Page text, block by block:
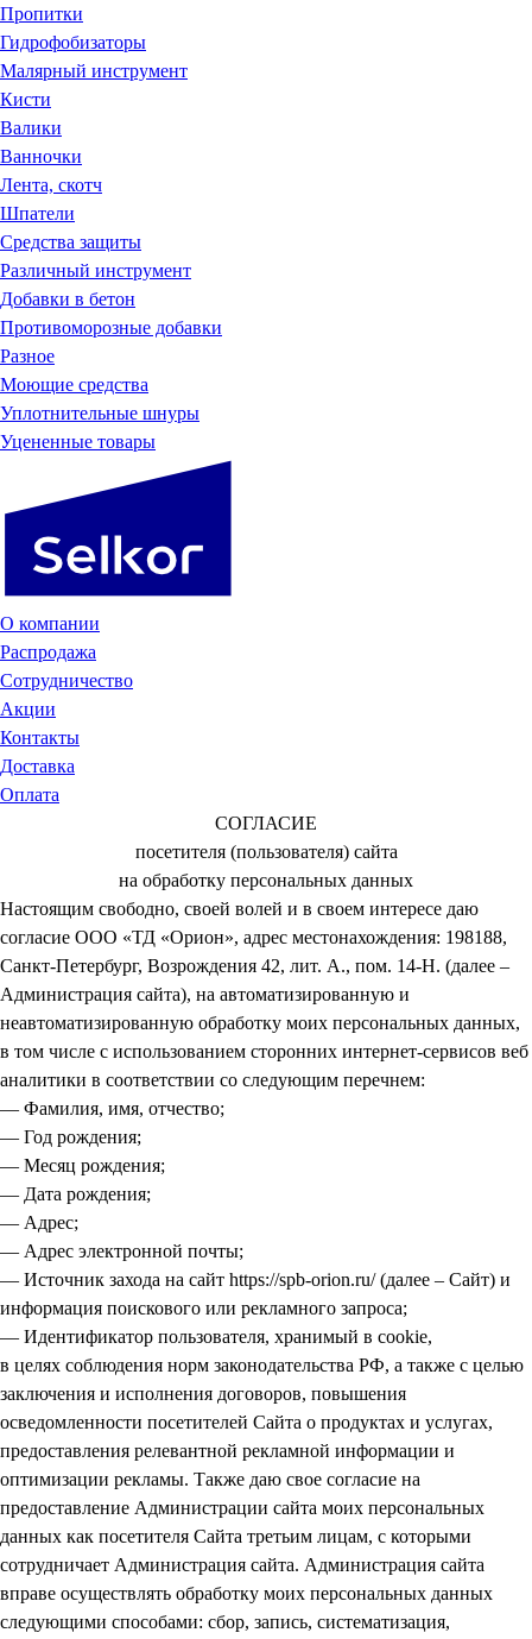
Пропитки
Гидрофобизаторы
Малярный инструмент
Кисти
Валики
Ванночки
Лента, скотч
Шпатели
Средства защиты
Различный инструмент
Добавки в бетон
Противоморозные добавки
Разное
Моющие средства
Уплотнительные шнуры
Уцененные товары
О компании
Распродажа
Сотрудничество
Акции
Контакты
Доставка
Оплата
СОГЛАСИЕ
посетителя (пользователя) сайта
на обработку персональных данных
Настоящим свободно, своей волей и в своем интересе даю
согласие ООО «ТД «Орион», адрес местонахождения: 198188,
Санкт-Петербург, Возрождения 42, лит. А., пом. 14-Н. (далее –
Администрация сайта), на автоматизированную и
неавтоматизированную обработку моих персональных данных,
в том числе с использованием сторонних интернет-сервисов веб
аналитики в соответствии со следующим перечнем:
— Фамилия, имя, отчество;
— Год рождения;
— Месяц рождения;
— Дата рождения;
— Адрес;
— Адрес электронной почты;
— Источник захода на сайт https://spb-orion.ru/ (далее – Сайт) и
информация поискового или рекламного запроса;
— Идентификатор пользователя, хранимый в cookie,
в целях соблюдения норм законодательства РФ, а также с целью
заключения и исполнения договоров, повышения
осведомленности посетителей Сайта о продуктах и услугах,
предоставления релевантной рекламной информации и
оптимизации рекламы. Также даю свое согласие на
предоставление Администрации сайта моих персональных
данных как посетителя Сайта третьим лицам, с которыми
сотрудничает Администрация сайта. Администрация сайта
вправе осуществлять обработку моих персональных данных
следующими способами: сбор, запись, систематизация,